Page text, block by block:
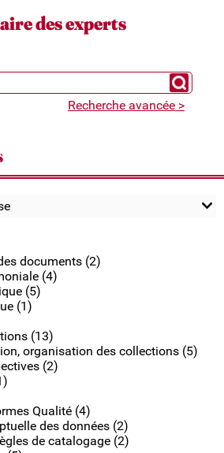
des experts
Chercher
Recherche avancée >
documents (2)
(4)
(5)
(1)
(13)
organisation des collections (5)
(2)
Qualité (4)
des données (2)
de catalogage (2)